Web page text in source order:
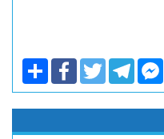
ShareFacebookTwitterTelegramFacebook
Messenger